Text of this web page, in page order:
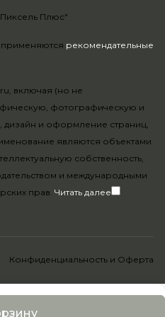
рекомендательные
включая (но не
фотографическую и
дизайн и оформление страниц,
являются объектами
собственность,
и международными
прав. Читать далее
Плюс"
Конфиденциальность и Оферта